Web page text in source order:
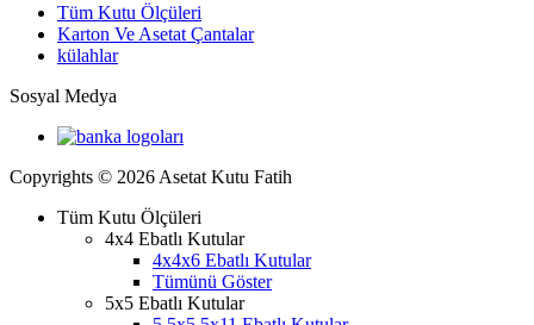
Tüm Kutu Ölçüleri
Karton Ve Asetat Çantalar
külahlar
Sosyal Medya
Copyrights © 2026 Asetat Kutu Fatih
Tüm Kutu Ölçüleri
4x4 Ebatlı Kutular
4x4x6 Ebatlı Kutular
Tümünü Göster
5x5 Ebatlı Kutular